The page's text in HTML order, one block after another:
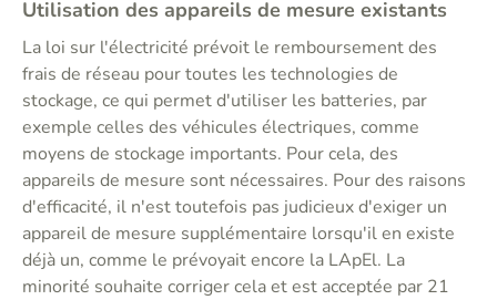
Utilisation des appareils de mesure existants
La loi sur l'électricité prévoit le remboursement des
frais de réseau pour toutes les technologies de
stockage, ce qui permet d'utiliser les batteries, par
exemple celles des véhicules électriques, comme
moyens de stockage importants. Pour cela, des
appareils de mesure sont nécessaires. Pour des raisons
d'efficacité, il n'est toutefois pas judicieux d'exiger un
appareil de mesure supplémentaire lorsqu'il en existe
déjà un, comme le prévoyait encore la LApEl. La
minorité souhaite corriger cela et est acceptée par 21